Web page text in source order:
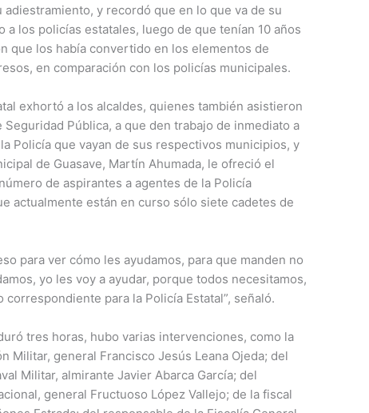
y recordó que en lo que va de su
a los policías estatales, luego de que tenían 10 años
que los había convertido en los elementos de
en comparación con los policías municipales.
exhortó a los alcaldes, quienes también asistieron
Pública, a que den trabajo de inmediato a
Policía que vayan de sus respectivos municipios, y
de Guasave, Martín Ahumada, le ofreció el
de aspirantes a agentes de la Policía
actualmente están en curso sólo siete cadetes de
para ver cómo les ayudamos, para que manden no
yo les voy a ayudar, porque todos necesitamos,
para la Policía Estatal”, señaló.
tres horas, hubo varias intervenciones, como la
Militar, general Francisco Jesús Leana Ojeda; del
Militar, almirante Javier Abarca García; del
general Fructuoso López Vallejo; de la fiscal